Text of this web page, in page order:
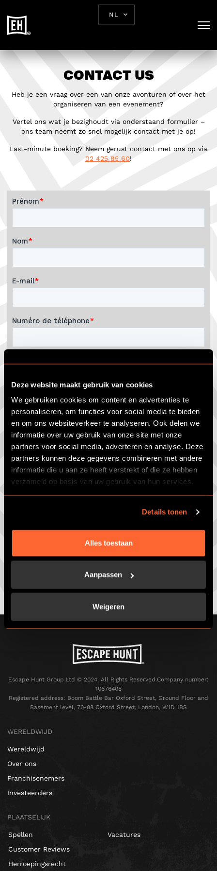
Deze website maakt gebruik van cookies
We gebruiken cookies om content en advertenties te
personaliseren, om functies voor social media te bieden
en om ons websiteverkeer te analyseren. Ook delen we
informatie over uw gebruik van onze site met onze
partners voor social media, adverteren en analyse. Deze
partners kunnen deze gegevens combineren met andere
informatie die u aan ze heeft verstrekt of die ze hebben
verzameld op basis van uw gebruik van hun services.
Details tonen
Alles toestaan
Aanpassen
Weigeren
NL
CONTACT US
Heb je een vraag over een van onze avonturen of over het
organiseren van een evenement?
Vertel ons wat je bezighoudt via onderstaand formulier –
ons team neemt zo snel mogelijk contact met je op!
Last-minute boeking? Neem gerust contact met ons op via
02 425 85 60!
Escape Hunt Group Ltd © 2024. All Rights Reserved.Company number:
10676408
Registered address: Boom Battle Bar Oxford Street, Ground Floor and
Basement level, 70-88 Oxford Street, London, W1D 1BS
WERELDWIJD
Wereldwijd
Over ons
Franchisenemers
Investeerders
PLAATSELIJK
Spellen
Customer Reviews
Herroepingsrecht
Vacatures